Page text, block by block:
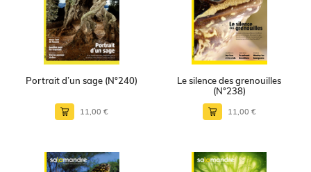
Portrait d’un sage (N°240)
11,00 €
Le silence des grenouilles
(N°238)
11,00 €